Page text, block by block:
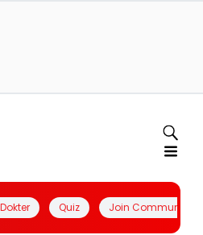
Quiz Join Community